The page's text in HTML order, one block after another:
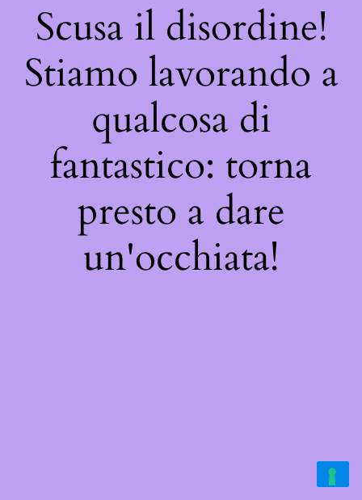
Scusa il disordine!
Stiamo lavorando a
qualcosa di
fantastico: torna
presto a dare
un'occhiata!